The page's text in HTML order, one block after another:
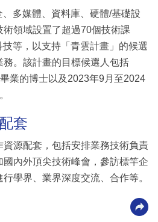
多媒體、資料庫、硬體/基礎設
領域設置了超過70個技術課
等，以支持「青雲計畫」的候選
務。該計畫的目標候選人包括
業的博士以及2023年9月至2024
套
資源配套，包括安排業務技術負責
國內外頂尖技術峰會，參訪標竿企
學界、業界深度交流、合作等。